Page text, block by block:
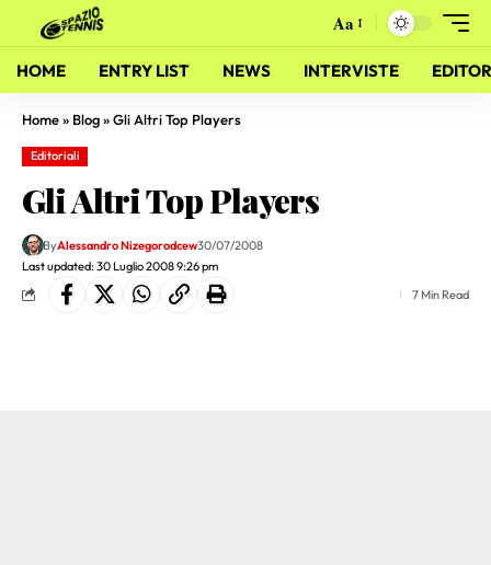
Aa
HOME ENTRY LIST NEWS INTERVISTE
Home» Blog»Gli Altri Top Players
Editoriali
Gli Altri Top Players
Last updated: 30 Luglio 2008 9:26 pm
ByAlessandro Nizegorodcew30/07/2008
7 Min Read